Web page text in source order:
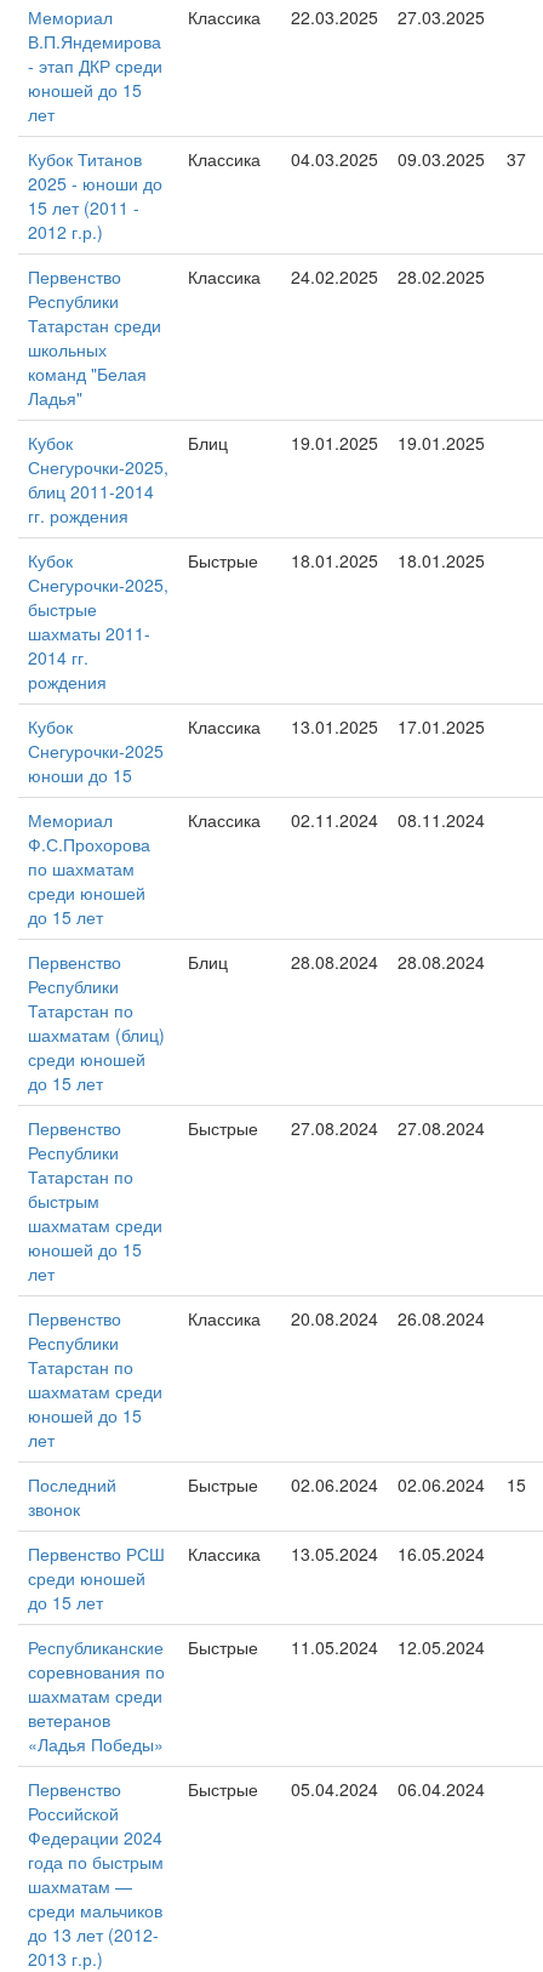
Мемориал
В.П.Яндемирова
- этап ДКР среди
юношей до 15
лет
Классика 22.03.2025 27.03.2025
Кубок Титанов
2025 - юноши до
15 лет (2011 -
2012 г.р.)
Классика 04.03.2025 09.03.2025 37
Первенство
Республики
Татарстан среди
школьных
команд "Белая
Ладья"
Классика 24.02.2025 28.02.2025
Кубок
Снегурочки-2025,
блиц 2011-2014
гг. рождения
Блиц 19.01.2025 19.01.2025
Кубок
Снегурочки-2025,
быстрые
шахматы 2011-
2014 гг.
рождения
Быстрые 18.01.2025 18.01.2025
Кубок
Снегурочки-2025
юноши до 15
Классика 13.01.2025 17.01.2025
Мемориал
Ф.С.Прохорова
по шахматам
среди юношей
до 15 лет
Классика 02.11.2024 08.11.2024
Первенство
Республики
Татарстан по
шахматам (блиц)
среди юношей
до 15 лет
Блиц 28.08.2024 28.08.2024
Первенство
Республики
Татарстан по
быстрым
шахматам среди
юношей до 15
лет
Быстрые 27.08.2024 27.08.2024
Первенство
Республики
Татарстан по
шахматам среди
юношей до 15
лет
Классика 20.08.2024 26.08.2024
Последний
звонок
Быстрые 02.06.2024 02.06.2024 15
Первенство РСШ
среди юношей
до 15 лет
Классика 13.05.2024 16.05.2024
Республиканские
соревнования по
шахматам среди
ветеранов
«Ладья Победы»
Быстрые 11.05.2024 12.05.2024
Первенство
Российской
Федерации 2024
года по быстрым
шахматам —
среди мальчиков
до 13 лет (2012-
2013 г.р.)
Быстрые 05.04.2024 06.04.2024